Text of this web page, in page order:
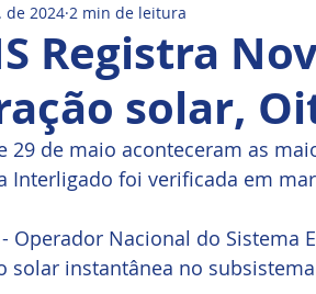
Registra
solar,
de 2024 2 min de leitura
29 de maio aconteceram as
Interligado foi verificada em
- Operador Nacional do
solar instantânea no